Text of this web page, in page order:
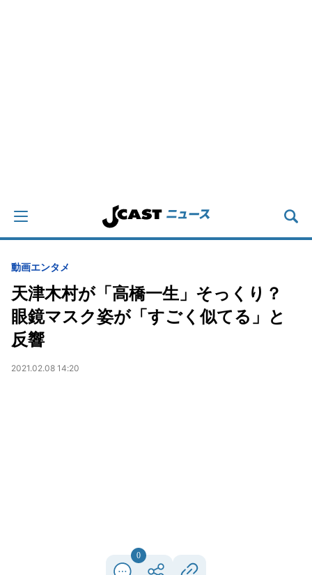
動画エンタメ
天津木村が「高橋一生」そっくり？
眼鏡マスク姿が「すごく似てる」と
反響
2021.02.08 14:20
0